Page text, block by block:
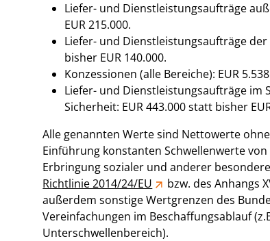
Liefer- und Dienstleistungsaufträge
EUR 215.000.
Liefer- und Dienstleistungsaufträge
bisher EUR 140.000.
Konzessionen (alle Bereiche): EUR
Liefer- und Dienstleistungsaufträge im
Sicherheit: EUR 443.000 statt bisher
Alle genannten Werte sind Nettowerte
Einführung konstanten Schwellenwerte von
Erbringung sozialer und anderer
Richtlinie 2014/24/EU
bzw. des Anhangs
außerdem sonstige Wertgrenzen des
Vereinfachungen im Beschaffungsablauf
Unterschwellenbereich).